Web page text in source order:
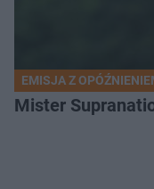
EMISJA Z
Mister